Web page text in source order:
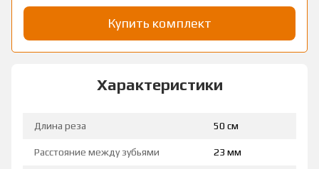
Купить комплект
Характеристики
Длина реза 50 см
Расстояние между зубьями 23 мм